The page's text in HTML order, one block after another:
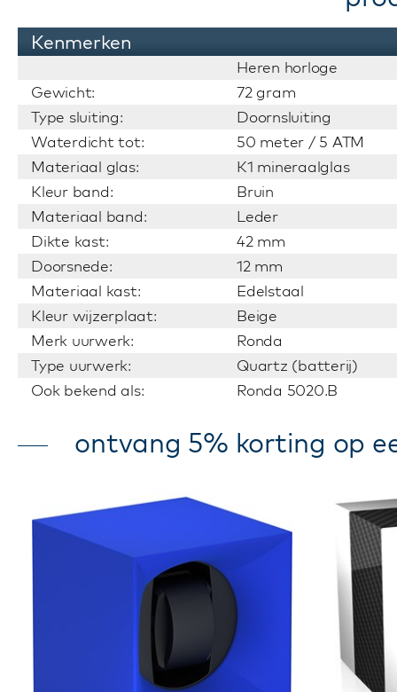
Kenmerken
Heren horloge
Gewicht:
72 gram
Type sluiting:
Doornsluiting
Waterdicht tot:
50 meter / 5 ATM
Materiaal glas:
K1 mineraalglas
Kleur band:
Bruin
Materiaal band:
Leder
Dikte kast:
42 mm
Doorsnede:
12 mm
Materiaal kast:
Edelstaal
Kleur wijzerplaat:
Beige
Merk uurwerk:
Ronda
Type uurwerk:
Quartz (batterij)
Ook bekend als:
Ronda 5020.B
ontvang 5% korting op